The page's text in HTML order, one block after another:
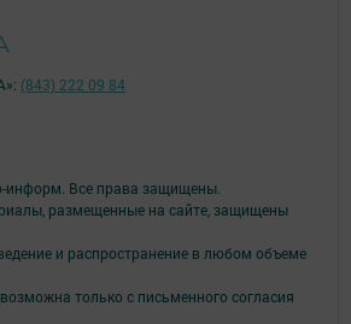
информ. Все права защищены.
размещенные на сайте, защищены
и распространение в любом объеме
только с письменного согласия
(843) 222 09 84